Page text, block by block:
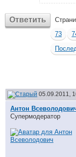
Ответить
73
05.09.2011,
Антон
Супермодератор